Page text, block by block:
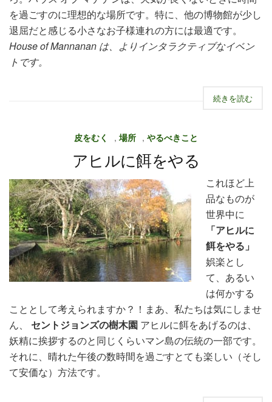
を過ごすのに理想的な場所です。特に、他の博物館が少し
退屈だと感じる小さなお子様連れの方には最適です。
House of Mannanan は、よりインタラクティブなイベン
トです。
続きを読む
皮をむく , 場所 , やるべきこと
アヒルに餌をやる
これほど上
品なものが
世界中に
「アヒルに
餌をやる」
娯楽とし
て、あるい
は何かする
こととして考えられますか？！まあ、私たちは気にしませ
ん、 セントジョンズの樹木園 アヒルに餌をあげるのは、
妖精に挨拶するのと同じくらいマン島の伝統の一部です。
それに、晴れた午後の数時間を過ごすとても楽しい（そし
て安価な）方法です。